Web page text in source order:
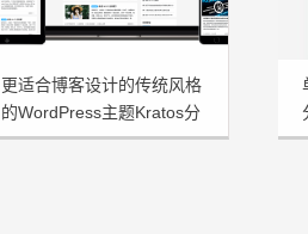
更适合博客设计的传统风格
的WordPress主题Kratos分
享